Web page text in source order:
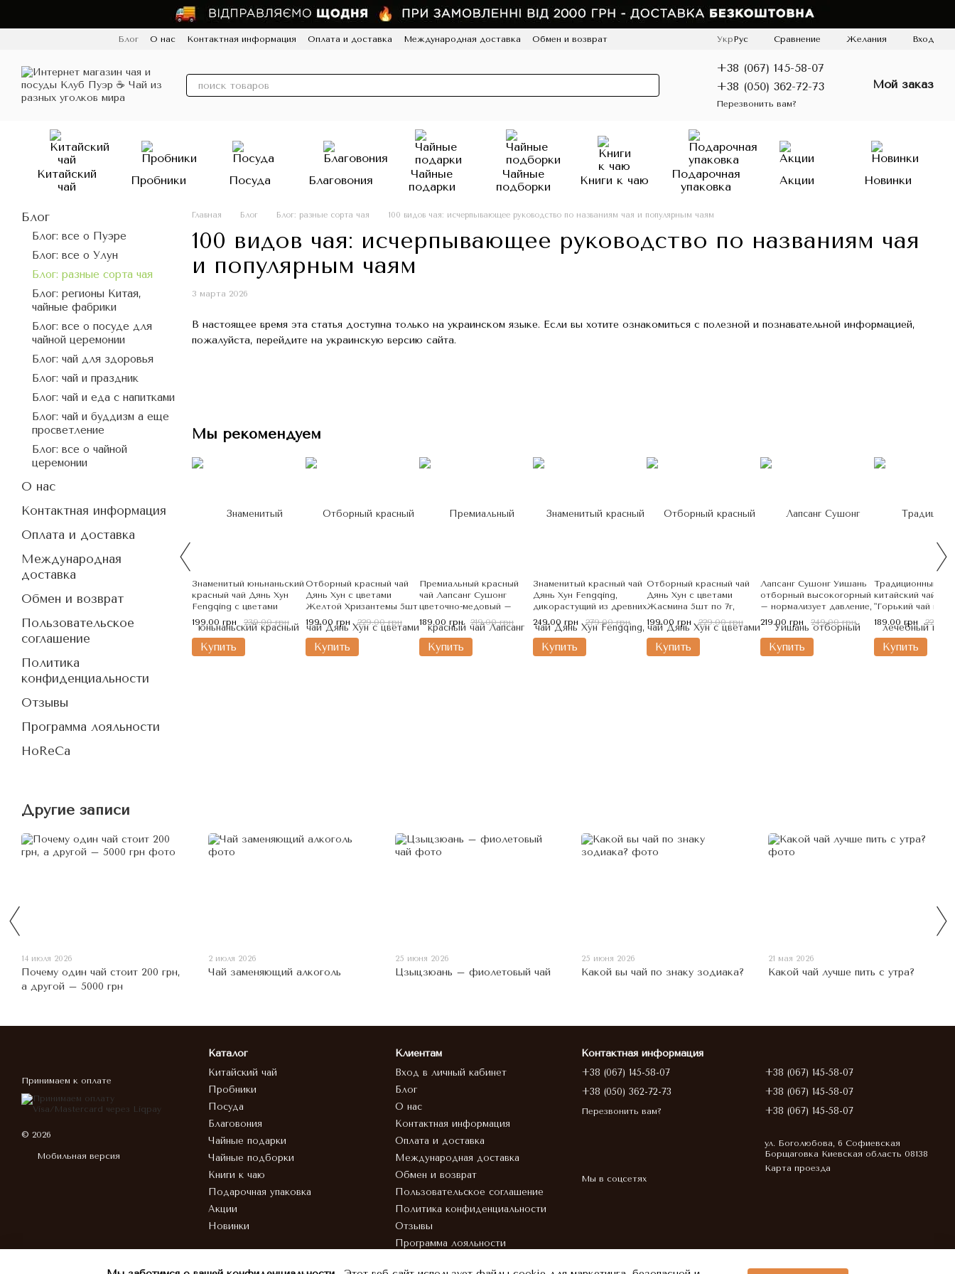
Блог О нас Контактная информация Оплата и доставка Международная доставка
Обмен и возврат
УкрРус Сравнение Желания Вход
+38 (067) 145-58-07
+38 (050) 362-72-73
Перезвонить вам?
Мой заказ
Китайский
чай
Пробники Посуда Благовония
Чайные
подарки
Чайные
подборки
Книги к чаю
Подарочная
упаковка
Акции Новинки
Главная Блог Блог: разные сорта чая 100 видов чая: исчерпывающее руководство по названиям чая и популярным чаям
100 видов чая: исчерпывающее руководство по названиям чая
и популярным чаям
3 марта 2026
В настоящее время эта статья доступна только на украинском языке. Если вы хотите ознакомиться с полезной и познавательной информацией,
пожалуйста, перейдите на украинскую версию сайта.
Мы рекомендуем
Знаменитый юньнаньский
красный чай Дянь Хун
Fengqing с цветами
жасмина 50г, Китай
199.00 грн 239.00 грн
Купить
Отборный красный чай
Дянь Хун с цветами
Желтой Хризантемы 5шт
по 7г, Китай
199.00 грн 229.00 грн
Купить
Премиальный красный
чай Лапсанг Сушонг
цветочно-медовый –
бодрит, улучшает
работоспособность 50г,
Китай
189.00 грн 219.00 грн
Купить
Знаменитый красный чай
Дянь Хун Fengqing,
дикорастущий из древних
деревьев 50г, Китай
249.00 грн 279.00 грн
Купить
Отборный красный чай
Дянь Хун с цветами
Жасмина 5шт по 7г,
Китай
199.00 грн 229.00 грн
Купить
Лапсанг Сушонг Уишань
отборный высокогорный
– нормализует давление,
поддерживает
деятельность сердечно-
сосудистой системы 50г,
Китай
219.00 грн 249.00 грн
Купить
Традиционный
китайский чай
"Горький чай из
провинции
189.00 грн 229.00
Купить
Блог
Блог: все о Пуэре
Блог: все о Улун
Блог: разные сорта чая
Блог: регионы Китая,
чайные фабрики
Блог: все о посуде для
чайной церемонии
Блог: чай для здоровья
Блог: чай и праздник
Блог: чай и еда с напитками
Блог: чай и буддизм а еще
просветление
Блог: все о чайной
церемонии
О нас
Контактная информация
Оплата и доставка
Международная
доставка
Обмен и возврат
Пользовательское
соглашение
Политика
конфиденциальности
Отзывы
Программа лояльности
HoReCa
Другие записи
14 июля 2026
Почему один чай стоит 200 грн,
а другой – 5000 грн
2 июля 2026
Чай заменяющий алкоголь
25 июня 2026
Цзыцзюань – фиолетовый чай
25 июня 2026
Какой вы чай по знаку зодиака?
21 мая 2026
Какой чай лучше пить с утра?
Принимаем к оплате
© 2026
Мобильная версия
Каталог
Китайский чай
Пробники
Посуда
Благовония
Чайные подарки
Чайные подборки
Книги к чаю
Подарочная упаковка
Акции
Новинки
Клиентам
Вход в личный кабинет
Блог
О нас
Контактная информация
Оплата и доставка
Международная доставка
Обмен и возврат
Пользовательское соглашение
Политика конфиденциальности
Отзывы
Программа лояльности
Контактная информация
+38 (067) 145-58-07
+38 (050) 362-72-73
Перезвонить вам?
+38 (067) 145-58-07
+38 (067) 145-58-07
+38 (067) 145-58-07
ул. Боголюбова, 6 Софиевская
Борщаговка Киевская область 08138
Карта проезда
Мы в соцсетях